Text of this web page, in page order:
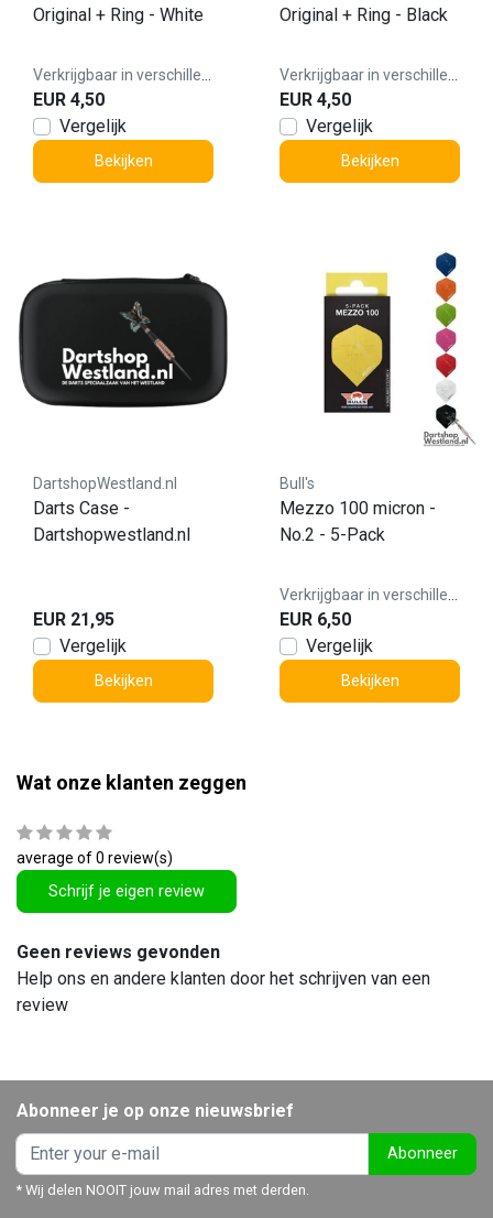
Original + Ring - White
EUR 4,50
Vergelijk
Bekijken
Original + Ring - Black
EUR 4,50
Vergelijk
Bekijken
DartshopWestland.nl
Darts Case -
Dartshopwestland.nl
EUR 21,95
Vergelijk
Bekijken
Bull's
Mezzo 100 micron -
No.2 - 5-Pack
EUR 6,50
Vergelijk
Bekijken
Wat onze klanten zeggen
average of 0 review(s)
Schrijf je eigen review
Geen reviews gevonden
Help ons en andere klanten door het schrijven van een
review
Abonneer je op onze nieuwsbrief
Abonneer
* Wij delen NOOIT jouw mail adres met derden.